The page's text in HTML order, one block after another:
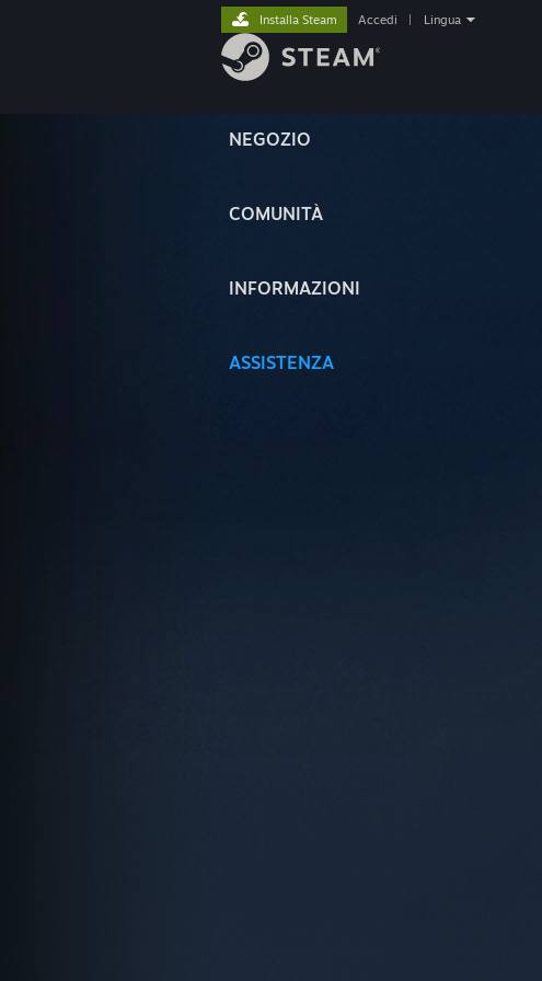
NEGOZIO
COMUNITÀ
INFORMAZIONI
ASSISTENZA
Installa Steam Accedi Lingua